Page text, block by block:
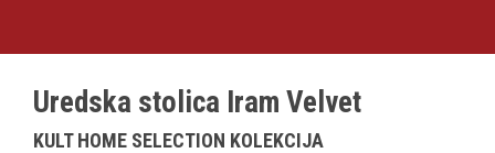
Uredska stolica Iram Velvet
KULT HOME SELECTION KOLEKCIJA